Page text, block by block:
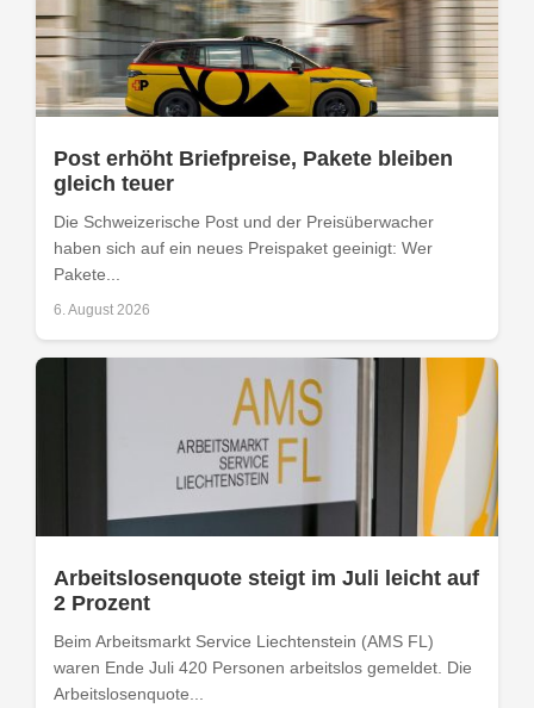
Post erhöht Briefpreise, Pakete bleiben
gleich teuer
Die Schweizerische Post und der Preisüberwacher
haben sich auf ein neues Preispaket geeinigt: Wer
Pakete...
6. August 2026
Arbeitslosenquote steigt im Juli leicht auf
2 Prozent
Beim Arbeitsmarkt Service Liechtenstein (AMS FL)
waren Ende Juli 420 Personen arbeitslos gemeldet. Die
Arbeitslosenquote...